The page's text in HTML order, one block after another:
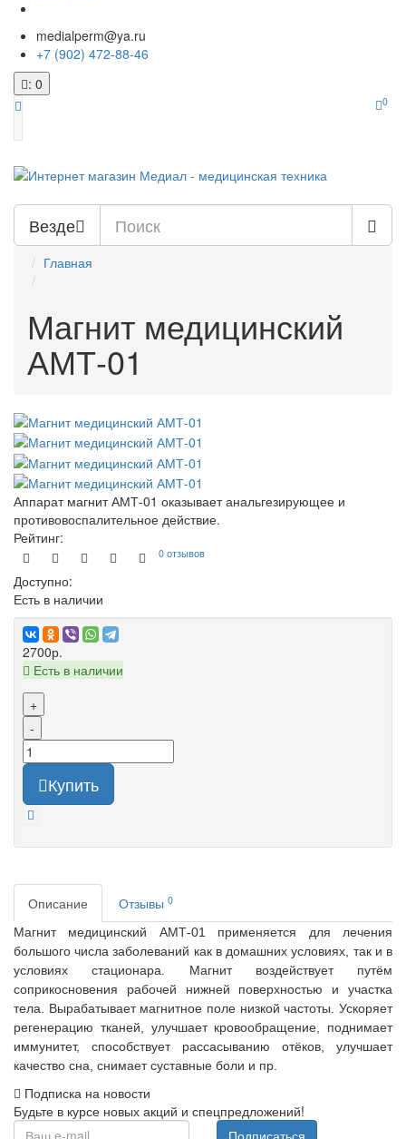
medialperm@ya.ru
+7 (902) 472-88-46
: 0
0
Везде
Главная
Магнит медицинский
АМТ-01
Аппарат магнит АМТ-01 оказывает анальгезирующее и
противовоспалительное действие.
Рейтинг:
0 отзывов
Доступно:
Есть в наличии
2700р.
Есть в наличии
+
-
Купить
Описание Отзывы 0
Магнит медицинский АМТ-01 применяется для лечения
большого числа заболеваний как в домашних условиях, так и в
условиях стационара. Магнит воздействует путём
соприкосновения рабочей нижней поверхностью и участка
тела. Вырабатывает магнитное поле низкой частоты. Ускоряет
регенерацию тканей, улучшает кровообращение, поднимает
иммунитет, способствует рассасыванию отёков, улучшает
качество сна, снимает суставные боли и пр.
Подписка на новости
Будьте в курсе новых акций и спецпредложений!